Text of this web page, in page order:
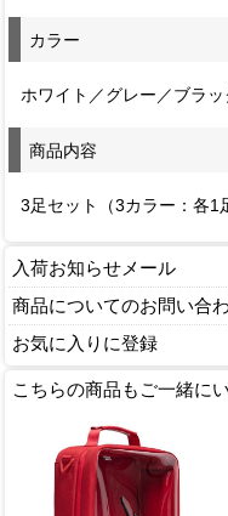
カラー
ホワイト／グレー／ブラッ
商品内容
3足セット（3カラー：各1
入荷お知らせメール
商品についてのお問い合
お気に入りに登録
こちらの商品もご一緒に